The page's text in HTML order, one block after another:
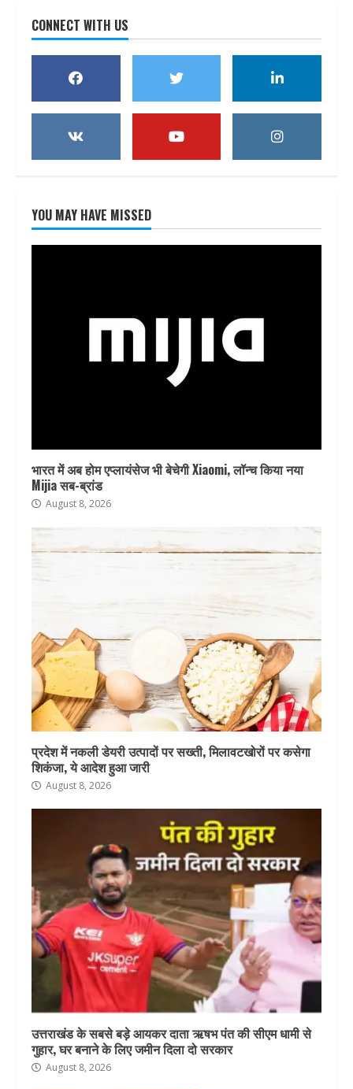
CONNECT WITH US
YOU MAY HAVE MISSED
भारत में अब होम एप्लायंसेज भी बेचेगी Xiaomi, लॉन्च किया नया
Mijia सब-ब्रांड
August 8, 2026
प्रदेश में नकली डेयरी उत्पादों पर सख्ती, मिलावटखोरों पर कसेगा
शिकंजा, ये आदेश हुआ जारी
August 8, 2026
उत्तराखंड के सबसे बड़े आयकर दाता ऋषभ पंत की सीएम धामी से
गुहार, घर बनाने के लिए जमीन दिला दो सरकार
August 8, 2026